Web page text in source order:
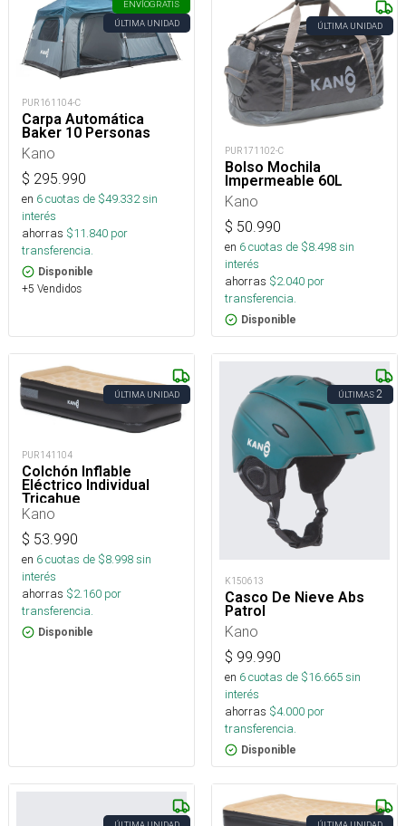
ENVÍOGRATIS
ÚLTIMA UNIDAD
PUR161104-C
Carpa Automática
Baker 10 Personas
Kano
$ 295.990
en 6cuotas de $49.332sin
interés
ahorras $11.840 por
transferencia.
Disponible
+5 Vendidos
ÚLTIMA UNIDAD
PUR171102-C
Bolso Mochila
Impermeable 60L
Kano
$ 50.990
en 6cuotas de $8.498sin
interés
ahorras $2.040 por
transferencia.
Disponible
ÚLTIMA UNIDAD
PUR141104
Colchón Inflable
Eléctrico Individual
Tricahue
Kano
$ 53.990
en 6cuotas de $8.998sin
interés
ahorras $2.160 por
transferencia.
Disponible
ÚLTIMAS2
K150613
Casco De Nieve Abs
Patrol
Kano
$ 99.990
en 6cuotas de $16.665sin
interés
ahorras $4.000 por
transferencia.
Disponible